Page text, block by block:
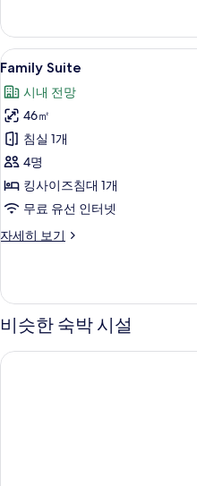
보
기
Chao
Phraya
Suite
세
히
보
기
Family
Suite
사
진
모
두
보
기
4
Family Suite
시내 전망
46㎡
침실 1개
4명
킹사이즈침대 1개
무료 유선 인터넷
자세히 보기
Family
히
기
비슷한 숙박 시설
로얄 오키드 쉐라톤 리버사이드